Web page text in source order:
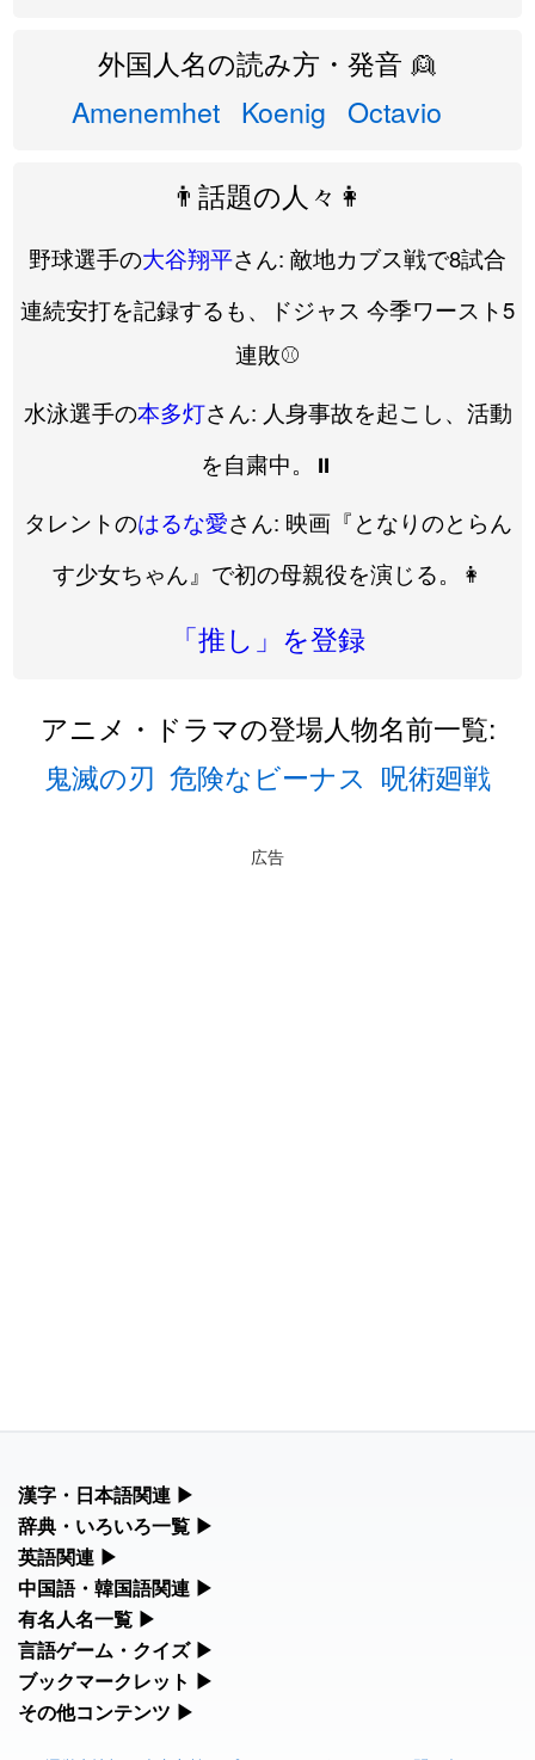
外国人名の読み方・発音 👱
Amenemhet Koenig Octavio
👨話題の人々👩
野球選手の大谷翔平さん: 敵地カブス戦で8試合
連続安打を記録するも、ドジャス 今季ワースト5
連敗⚾️
水泳選手の本多灯さん: 人身事故を起こし、活動
を自粛中。⏸️
タレントのはるな愛さん: 映画『となりのとらん
す少女ちゃん』で初の母親役を演じる。👩
「推し」を登録
アニメ・ドラマの登場人物名前一覧:
鬼滅の刃 危険なビーナス 呪術廻戦
広告
漢字・日本語関連 ▶
漢字の読み方検索、手書き入力、書き順練習など、日本語学習に
人名漢字辞典 - 読み方検索
辞典・いろいろ一覧 ▶
部首・画数別の漢字一覧、熟語辞典、地名・駅名検索など、各種
リファレンスツールです。
英語関連 ▶
カタカナ語・略語の意味検索、発音記号、リスニング練習など英
カタカナ語の意味・発音・類語辞典
中国語・韓国語関連 ▶
中国語のピンイン変換、韓国語の手書き入力など、アジア言語学
手書き中国語入力 変換ツール
有名人名一覧 ▶
海外セレブやスポーツ選手の名前の読み方・発音を確認できま
海外有名人の苗字・名前一覧と発音 🔊
言語ゲーム・クイズ ▶
四字熟語パズルや漢字クイズなど、楽しみながら学べるゲームで
ブックマークレット ▶
ブラウザに登録して、どのサイトからでも漢字や英語を検索でき
その他コンテンツ ▶